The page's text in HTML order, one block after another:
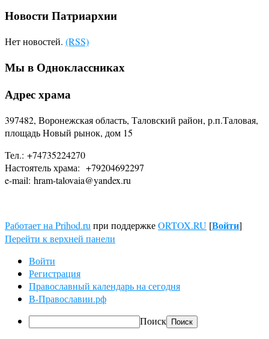
Новости Патриархии
Нет новостей. (RSS)
Мы в Одноклассниках
Адрес храма
397482, Воронежская область, Таловский район, р.п.Таловая,
площадь Новый рынок, дом 15
Тел.: +74735224270
Настоятель храма: +79204692297
e-mail: hram-talovaia@yandex.ru
Работает на Prihod.ru при поддержкеORTOX.RU [Войти]
Перейти к верхней панели
Войти
Регистрация
Православный календарь на сегодня
В-Православии.рф
Поиск